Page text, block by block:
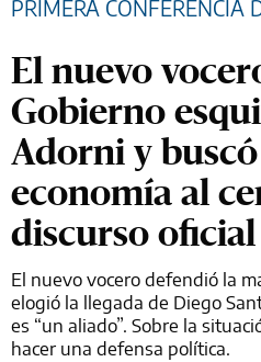
PRIMERA CONFERENCIA
El nuevo
Gobierno
Adorni y
economía al
discurso oficial
El nuevo vocero defendió la
elogió la llegada de Diego
es “un aliado”. Sobre la
hacer una defensa política.